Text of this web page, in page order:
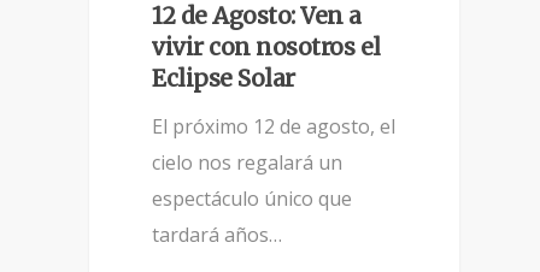
12 de Agosto: Ven a
vivir con nosotros el
Eclipse Solar
El próximo 12 de agosto, el
cielo nos regalará un
espectáculo único que
tardará años…